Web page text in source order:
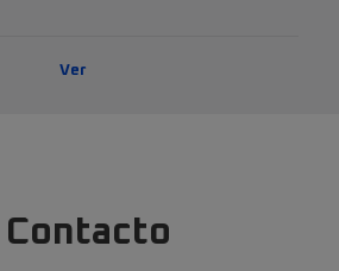
Ver
Contacto